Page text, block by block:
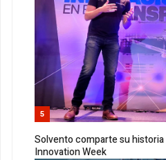
5
Solvento comparte su
Innovation Week